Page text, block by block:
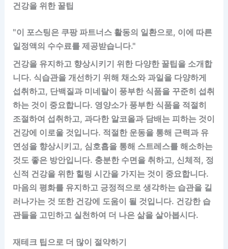
건강을 위한 꿀팁
"이 포스팅은 쿠팡 파트너스 활동의 일환으로, 이에 따른
일정액의 수수료를 제공받습니다."
건강을 유지하고 향상시키기 위한 다양한 꿀팁을 소개합
니다. 식습관을 개선하기 위해 채소와 과일을 다양하게
섭취하고, 단백질과 미네랄이 풍부한 식품을 꾸준히 섭취
하는 것이 중요합니다. 영양소가 풍부한 식품을 적절히
조절하여 섭취하고, 과다한 알코올과 담배는 피하는 것이
건강에 이로울 것입니다. 적절한 운동을 통해 근력과 유
연성을 향상시키고, 심호흡을 통해 스트레스를 해소하는
것도 좋은 방안입니다. 충분한 수면을 취하고, 신체적, 정
신적 건강을 위한 힐링 시간을 가지는 것이 중요합니다.
마음의 평화를 유지하고 긍정적으로 생각하는 습관을 길
러나가는 것 또한 건강에 도움이 될 것입니다. 건강한 습
관들을 고민하고 실천하여 더 나은 삶을 살아봅시다.
재테크 팁으로 더 많이 절약하기